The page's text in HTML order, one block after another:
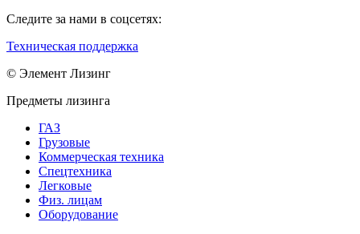
Следите за нами в соцсетях:
Техническая поддержка
© Элемент Лизинг
Предметы лизинга
ГАЗ
Грузовые
Коммерческая техника
Спецтехника
Легковые
Физ. лицам
Оборудование